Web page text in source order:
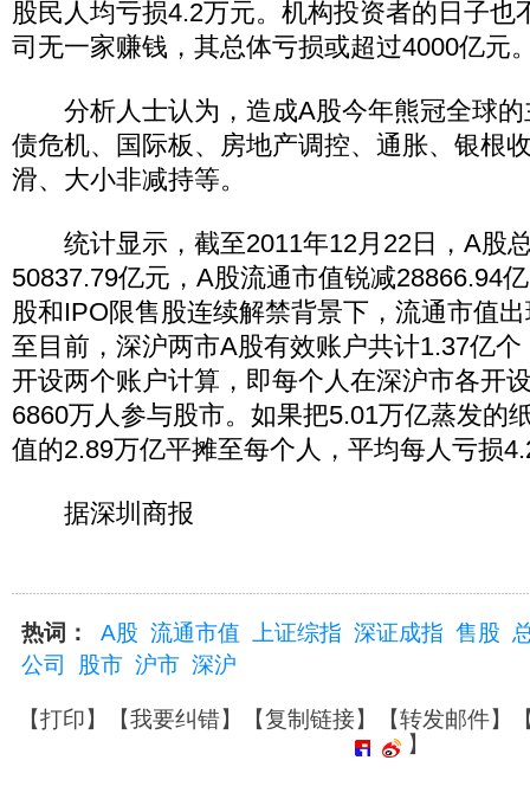
股民人均亏损4.2万元。机构投资者的日子也
司无一家赚钱，其总体亏损或超过4000亿元
分析人士认为，造成A股今年熊冠全球的
债危机、国际板、房地产调控、通胀、银根
滑、大小非减持等。
统计显示，截至2011年12月22日，A股
50837.79亿元，A股流通市值锐减28866.94
股和IPO限售股连续解禁背景下，流通市值
至目前，深沪两市A股有效账户共计1.37亿
开设两个账户计算，即每个人在深沪市各开
6860万人参与股市。如果把5.01万亿蒸发的
值的2.89万亿平摊至每个人，平均每人亏损
据深圳商报
热词： A股 流通市值 上证综指 深证成指 售股
公司
股市 沪市 深沪
【打印】【我要纠错】【复制链接】【转发邮件】
】